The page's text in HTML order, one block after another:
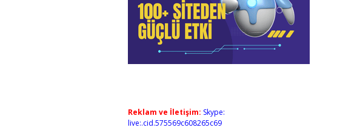
Reklam ve İletişim: Skype:
live:.cid.575569c608265c69